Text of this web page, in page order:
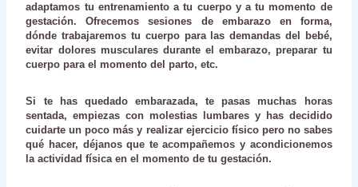
adaptamos tu entrenamiento a tu cuerpo y a tu momento de
gestación. Ofrecemos sesiones de embarazo en forma,
dónde trabajaremos tu cuerpo para las demandas del bebé,
evitar dolores musculares durante el embarazo, preparar tu
cuerpo para el momento del parto, etc.
Si te has quedado embarazada, te pasas muchas horas
sentada, empiezas con molestias lumbares y has decidido
cuidarte un poco más y realizar ejercicio físico pero no sabes
qué hacer, déjanos que te acompañemos y acondicionemos
laactividad física en el momento de tu gestación.